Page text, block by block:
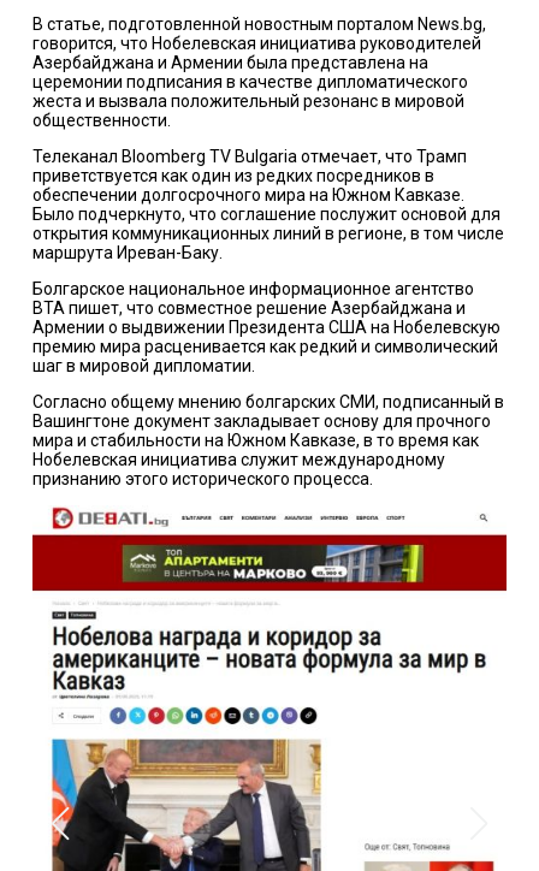
В статье, подготовленной новостным порталом News.bg,
говорится, что Нобелевская инициатива руководителей
Азербайджана и Армении была представлена на
церемонии подписания в качестве дипломатического
жеста и вызвала положительный резонанс в мировой
общественности.
Телеканал Bloomberg TV Bulgaria отмечает, что Трамп
приветствуется как один из редких посредников в
обеспечении долгосрочного мира на Южном Кавказе.
Было подчеркнуто, что соглашение послужит основой для
открытия коммуникационных линий в регионе, в том числе
маршрута Иреван-Баку.
Болгарское национальное информационное агентство
BTA пишет, что совместное решение Азербайджана и
Армении о выдвижении Президента США на Нобелевскую
премию мира расценивается как редкий и символический
шаг в мировой дипломатии.
Согласно общему мнению болгарских СМИ, подписанный в
Вашингтоне документ закладывает основу для прочного
мира и стабильности на Южном Кавказе, в то время как
Нобелевская инициатива служит международному
признанию этого исторического процесса.